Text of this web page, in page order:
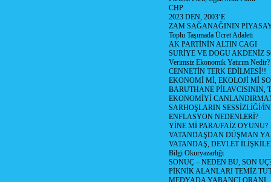
CHP
2023 DEN, 2003’E
ZAM SAĞANAĞININ
Toplu Taşımada Ücret Adaleti
AK PARTİNİN ALTIN CAGI
SURİYE VE DOGU AKDENİZ
Verimsiz Ekonomik Yatırım Nedir?
CENNETİN TERK EDİLMESİ!!
EKONOMİ Mİ, EKOLOJİ Mİ
BARUTHANE PİLAVCISININ,
EKONOMİYİ
SARHOŞLARIN SESSİZLİĞİ/
ENFLASYON NEDENLERİ?
YİNE Mİ PARA/FAİZ OYUNU?
VATANDAŞDAN DÜŞMAN
VATANDAŞ, DEVLET
Bilgi Okuryazarlığı
SONUÇ – NEDEN BU, SON
PİKNİK ALANLARI TEMİZ
MEDYADA YABANCI ORANI